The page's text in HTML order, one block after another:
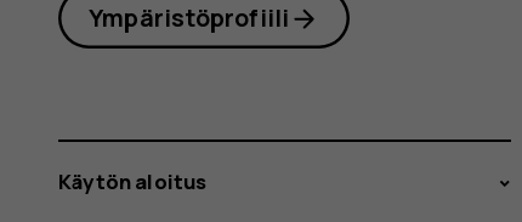
Ympäristöprofiili
Käytön aloitus